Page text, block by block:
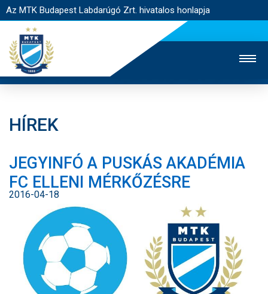
Az MTK Budapest Labdarúgó Zrt. hivatalos honlapja
JEGYÉRTÉKESÍTÉS
WEBSHOP
STADION
EGYESÜLET
KAPCSOLAT
NYITÓLAP
HÍREK
CSAPATOK
MÉRKŐZÉSEK
HÍREK
JEGYINFÓ A PUSKÁS AKADÉMIA
FC ELLENI MÉRKŐZÉSRE
2016-04-18